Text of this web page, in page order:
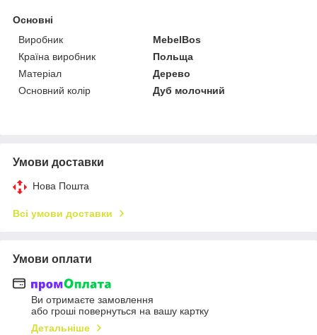
Основні
Виробник
MebelBos
Країна виробник
Польща
Матеріал
Дерево
Основний колір
Дуб молочний
Умови доставки
Нова Пошта
Всі умови доставки
Умови оплати
Ви отримаєте замовлення
або гроші повернуться на вашу картку
Детальніше